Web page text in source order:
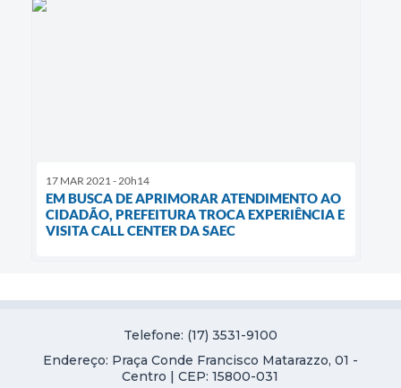
17 MAR 2021 - 20h14
EM BUSCA DE APRIMORAR ATENDIMENTO AO
CIDADÃO, PREFEITURA TROCA EXPERIÊNCIA E
VISITA CALL CENTER DA SAEC
Telefone: (17) 3531-9100
Endereço: Praça Conde Francisco Matarazzo, 01 -
Centro | CEP: 15800-031